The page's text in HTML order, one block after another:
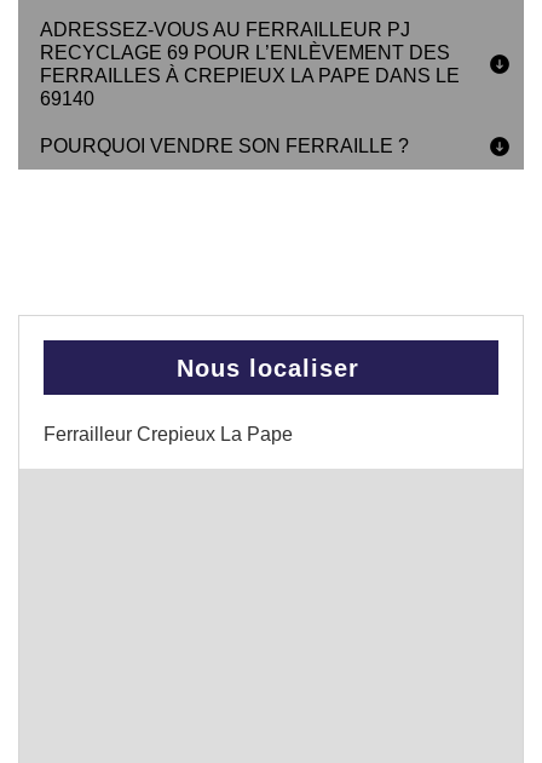
ADRESSEZ-VOUS AU FERRAILLEUR PJ
RECYCLAGE 69 POUR L’ENLÈVEMENT DES
FERRAILLES À CREPIEUX LA PAPE DANS LE
69140
POURQUOI VENDRE SON FERRAILLE ?
Nous localiser
Ferrailleur Crepieux La Pape